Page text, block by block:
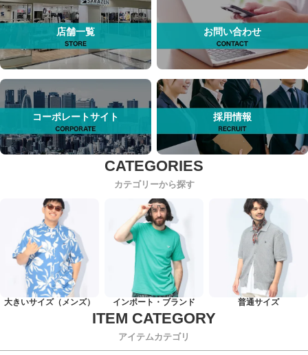
店舗一覧 お問い合わせ
コーポレートサイト 採用情報
カテゴリーから探す
大きいサイズ（メンズ） インポート・ブランド 普通サイズ
アイテムカテゴリ